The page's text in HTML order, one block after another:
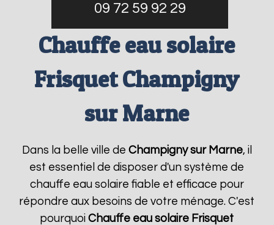
09 72 59 92 29
Chauffe eau solaire
Frisquet Champigny
sur Marne
Dans la belle ville de Champigny sur Marne, il
est essentiel de disposer d'un système de
chauffe eau solaire fiable et efficace pour
répondre aux besoins de votre ménage. C'est
pourquoiChauffe eau solaire Frisquet